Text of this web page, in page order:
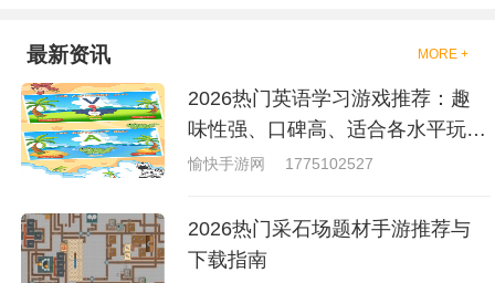
够去进行体验的，我们也是能够
就是收集了一些有意思的拳击游
戏，相信你们一定会喜欢的。
最新资讯 MORE +
2026热门英语学习游戏推荐：趣
味性强、口碑高、适合各水平玩家
的英语游戏合集
愉快手游网 1775102527
2026热门采石场题材手游推荐与
下载指南